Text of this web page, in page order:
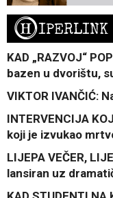
HIPERLINK
KAD „RAZVOJ“
bazen u dvorištu,
VIKTOR IVANČIĆ:
INTERVENCIJA
koji je izvukao
LIJEPA VEČER,
lansiran uz